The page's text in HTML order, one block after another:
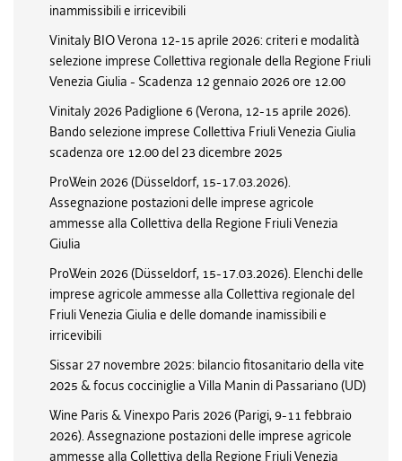
inammissibili e irricevibili
Vinitaly BIO Verona 12-15 aprile 2026: criteri e modalità
selezione imprese Collettiva regionale della Regione Friuli
Venezia Giulia - Scadenza 12 gennaio 2026 ore 12.00
Vinitaly 2026 Padiglione 6 (Verona, 12-15 aprile 2026).
Bando selezione imprese Collettiva Friuli Venezia Giulia
scadenza ore 12.00 del 23 dicembre 2025
ProWein 2026 (Düsseldorf, 15-17.03.2026).
Assegnazione postazioni delle imprese agricole
ammesse alla Collettiva della Regione Friuli Venezia
Giulia
ProWein 2026 (Düsseldorf, 15-17.03.2026). Elenchi delle
imprese agricole ammesse alla Collettiva regionale del
Friuli Venezia Giulia e delle domande inamissibili e
irricevibili
Sissar 27 novembre 2025: bilancio fitosanitario della vite
2025 & focus cocciniglie a Villa Manin di Passariano (UD)
Wine Paris & Vinexpo Paris 2026 (Parigi, 9-11 febbraio
2026). Assegnazione postazioni delle imprese agricole
ammesse alla Collettiva della Regione Friuli Venezia